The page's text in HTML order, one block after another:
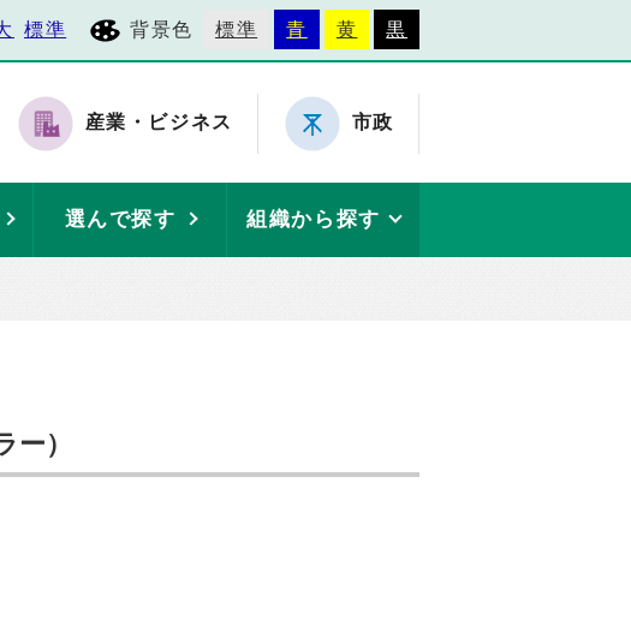
標準 背景色 標準 青 黄 黒
産業・ビジネス 市政
選んで探す 組織から探す
）